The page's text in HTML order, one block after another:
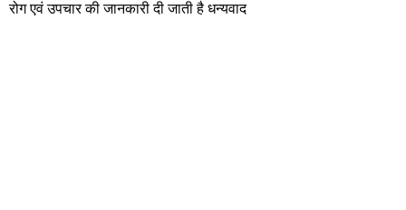
रोग एवं उपचार की जानकारी दी जाती है धन्यवाद